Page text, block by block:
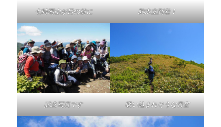
七時雨山が目の前に 駒木立到着！
記念写真です 吸い込まれそうな青空